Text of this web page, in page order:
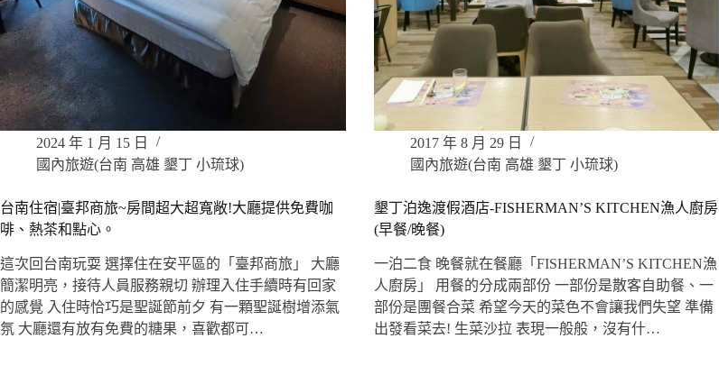
2024 年 1 月 15 日
國內旅遊(台南 高雄 墾丁 小琉球)
台南住宿|臺邦商旅~房間超大超寬敞!大廳提供免費咖
啡、熱茶和點心。
這次回台南玩耍 選擇住在安平區的「臺邦商旅」 大廳
簡潔明亮，接待人員服務親切 辦理入住手續時有回家
的感覺 入住時恰巧是聖誕節前夕 有一顆聖誕樹增添氣
氛 大廳還有放有免費的糖果，喜歡都可…
2017 年 8 月 29 日
國內旅遊(台南 高雄 墾丁 小琉球)
墾丁泊逸渡假酒店-FISHERMAN’S KITCHEN漁人廚房
(早餐/晚餐)
一泊二食 晚餐就在餐廳「FISHERMAN’S KITCHEN漁
人廚房」 用餐的分成兩部份 一部份是散客自助餐、一
部份是團餐合菜 希望今天的菜色不會讓我們失望 準備
出發看菜去! 生菜沙拉 表現一般般，沒有什…